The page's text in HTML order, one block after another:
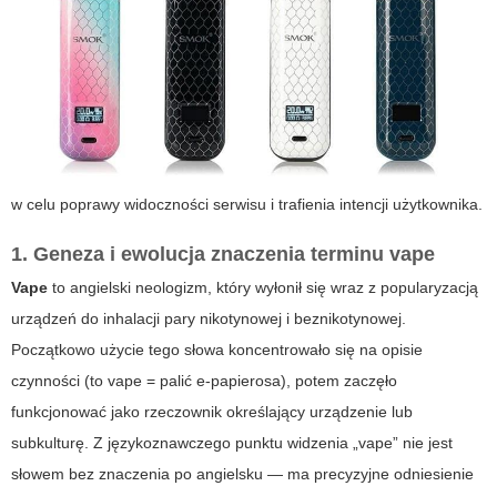
w celu poprawy widoczności serwisu i trafienia intencji użytkownika.
1. Geneza i ewolucja znaczenia terminu vape
Vape to angielski neologizm, który wyłonił się wraz z popularyzacją
urządzeń do inhalacji pary nikotynowej i beznikotynowej.
Początkowo użycie tego słowa koncentrowało się na opisie
czynności (to vape = palić e‑papierosa), potem zaczęło
funkcjonować jako rzeczownik określający urządzenie lub
subkulturę. Z językoznawczego punktu widzenia „vape” nie jest
słowem bez znaczenia po angielsku — ma precyzyjne odniesienie